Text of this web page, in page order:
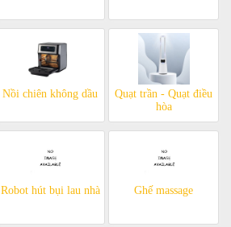
Nồi chiên không dầu
Quạt trần - Quạt điều
hòa
Robot hút bụi lau nhà Ghế massage